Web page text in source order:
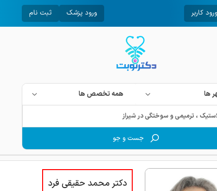
ورود کاربر ورود پزشک ثبت نام
ها همه تخصص ها
جست و جو
دکتر محمد حقیقی فرد